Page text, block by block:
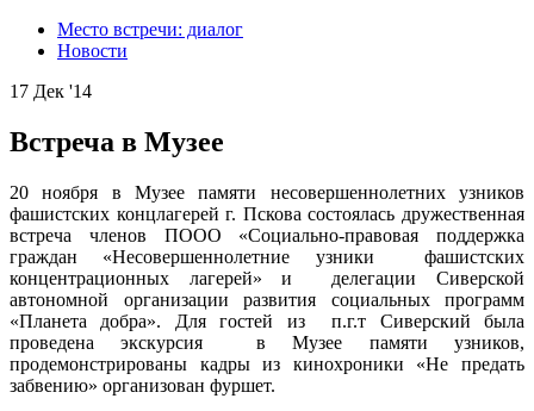
Место встречи: диалог
Новости
17 Дек '14
Встреча в Музее
20 ноября в Музее памяти несовершеннолетних узников
фашистских концлагерей г. Пскова состоялась дружественная
встреча членов ПООО «Социально-правовая поддержка
граждан «Несовершеннолетние узники фашистских
концентрационных лагерей» и делегации Сиверской
автономной организации развития социальных программ
«Планета добра». Для гостей из п.г.т Сиверский была
проведена экскурсия в Музее памяти узников,
продемонстрированы кадры из кинохроники «Не предать
забвению» организован фуршет.